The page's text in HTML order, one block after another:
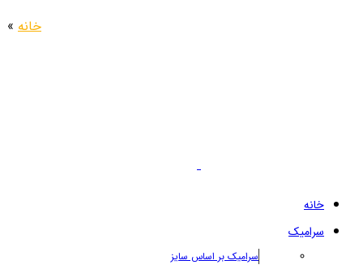
خانه
سرامیک
سرامیک بر اساس سایز
خانه »